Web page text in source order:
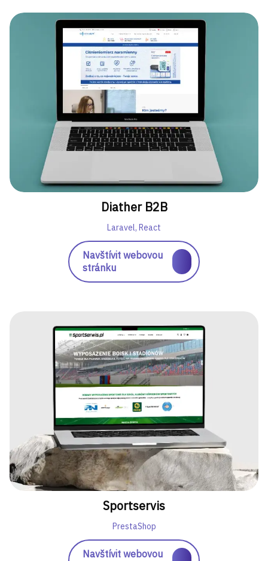
Diather B2B
Laravel, React
Navštívit webovou
stránku
Sportservis
PrestaShop
Navštívit webovou